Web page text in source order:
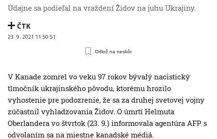
Údajne sa podieľal na vraždení Židov na juhu Ukrajiny.
ČTK
23. 9. 2021 11:50:51
Odlož na neskôr
V Kanade zomrel vo veku 97 rokov bývalý nacistický
tlmočník ukrajinského pôvodu, ktorému hrozilo
vyhostenie pre podozrenie, že sa za druhej svetovej vojny
zúčastnil vyhladzovania Židov. O úmrtí Helmuta
Oberlandera vo štvrtok (23. 9.) informovala agentúra AFP s
odvolaním sa na miestne kanadské médiá.